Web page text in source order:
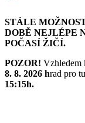
STÁLE
DOBĚ NEJLÉPE
POČASÍ ŽIČÍ.
POZOR! Vzhledem
8. 8. 2026 hrad pro
15:15h.